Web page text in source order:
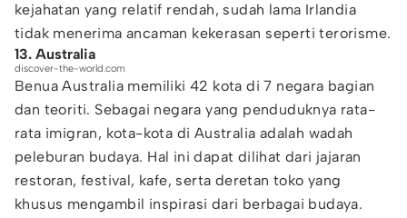
kejahatan yang relatif rendah, sudah lama Irlandia
tidak menerima ancaman kekerasan seperti terorisme.
13. Australia
discover-the-world.com
Benua Australia memiliki 42 kota di 7 negara bagian
dan teoriti. Sebagai negara yang penduduknya rata-
rata imigran, kota-kota di Australia adalah wadah
peleburan budaya. Hal ini dapat dilihat dari jajaran
restoran, festival, kafe, serta deretan toko yang
khusus mengambil inspirasi dari berbagai budaya.